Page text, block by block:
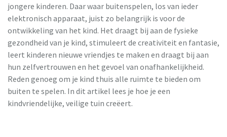
jongere kinderen. Daar waar buitenspelen, los van ieder
elektronisch apparaat, juist zo belangrijk is voor de
ontwikkeling van het kind. Het draagt bij aan de fysieke
gezondheid van je kind, stimuleert de creativiteit en fantasie,
leert kinderen nieuwe vriendjes te maken en draagt bij aan
hun zelfvertrouwen en het gevoel van onafhankelijkheid.
Reden genoeg om je kind thuis alle ruimte te bieden om
buiten te spelen. In dit artikel lees je hoe je een
kindvriendelijke, veilige tuin creëert.